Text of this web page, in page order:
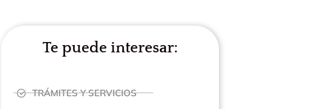
Te puede interesar:
TRÁMITES Y SERVICIOS